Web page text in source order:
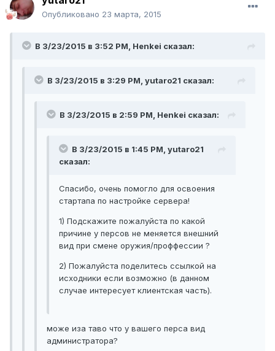
Опубликовано 23 марта, 2015
В 3/23/2015 в 3:52 PM, Henkei сказал:
В 3/23/2015 в 3:29 PM, yutaro21 сказал:
В 3/23/2015 в 2:59 PM, Henkei сказал:
В 3/23/2015 в 1:45 PM, yutaro21
сказал:
Спасибо, очень помогло для освоения
стартапа по настройке сервера!
1) Подскажите пожалуйста по какой
причине у персов не меняется внешний
вид при смене оружия/проффессии ?
2) Пожалуйста поделитесь ссылкой на
исходники если возможно (в данном
случае интересует клиентская часть).
може иза таво что у вашего перса вид
администратора?